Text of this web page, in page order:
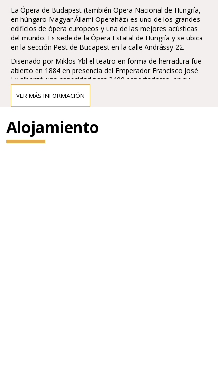
La Ópera de Budapest (también Opera Nacional de Hungría,
en húngaro Magyar Állami Operaház) es uno de los grandes
edificios de ópera europeos y una de las mejores acústicas
del mundo. Es sede de la Ópera Estatal de Hungría y se ubica
en la sección Pest de Budapest en la calle Andrássy 22.
Diseñado por Miklos Ybl el teatro en forma de herradura fue
abierto en 1884 en presencia del Emperador Francisco José
I y albergó una capacidad para 2400 espectadores, en su
El compositor y director Gustav Mahler fue director artístico
del teatro en 1887-1891 iniciando una era dorada a la que se
sumaron Richard Strauss, Wilhelm Furtwängler y Otto
VER MÁS INFORMACIÓN
Alojamiento